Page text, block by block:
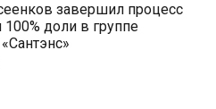
завершил процесс
100% доли в группе